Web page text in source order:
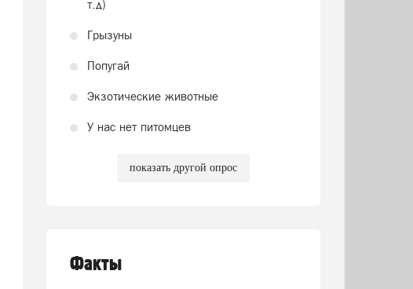
т.д)
Грызуны
Попугай
Экзотические животные
У нас нет питомцев
показать другой опрос
Факты